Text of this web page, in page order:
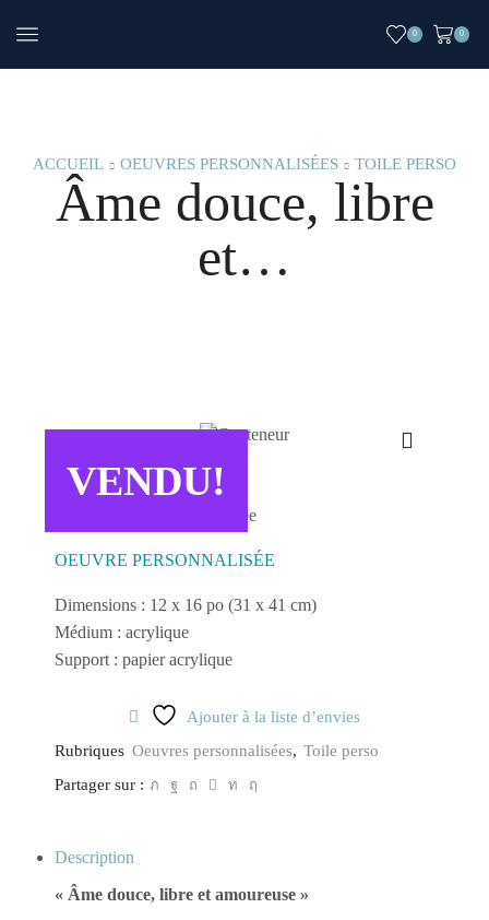
0 0
ACCUEIL OEUVRES PERSONNALISÉES TOILE PERSO
Âme douce, libre
et…
VENDU!
Toile vibratoire personnalisée
OEUVRE PERSONNALISÉE
Dimensions : 12 x 16 po (31 x 41 cm)
Médium : acrylique
Support : papier acrylique
Ajouter à la liste d’envies
Rubriques Oeuvres personnalisées, Toile perso
Partager sur :
Description
« Âme douce, libre et amoureuse »